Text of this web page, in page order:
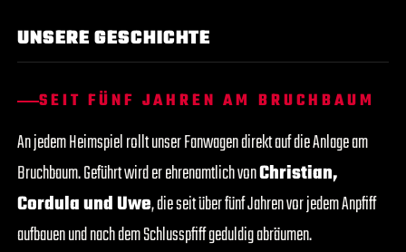
UNSERE GESCHICHTE
SEIT FÜNF JAHREN AM BRUCHBAUM
An jedem Heimspiel rollt unser Fanwagen direkt auf die Anlage am
Bruchbaum. Geführt wird er ehrenamtlich vonChristian,
Cordula und Uwe, die seit über fünf Jahren vor jedem Anpfiff
aufbauen und nach dem Schlusspfiff geduldig abräumen.